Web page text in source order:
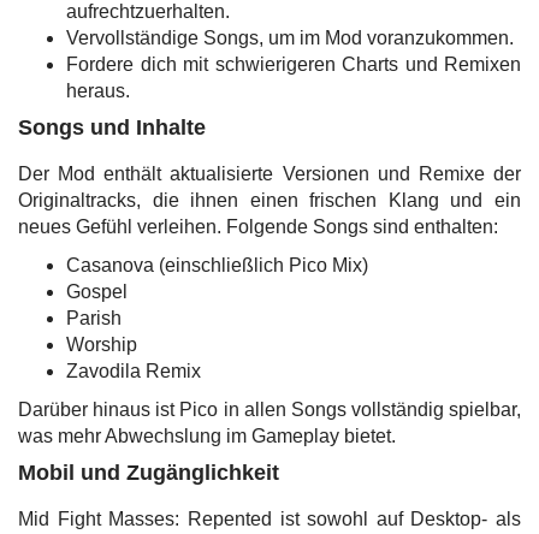
aufrechtzuerhalten.
Vervollständige Songs, um im Mod voranzukommen.
Fordere dich mit schwierigeren Charts und Remixen
heraus.
Songs und Inhalte
Der Mod enthält aktualisierte Versionen und Remixe der
Originaltracks, die ihnen einen frischen Klang und ein
neues Gefühl verleihen. Folgende Songs sind enthalten:
Casanova (einschließlich Pico Mix)
Gospel
Parish
Worship
Zavodila Remix
Darüber hinaus ist Pico in allen Songs vollständig spielbar,
was mehr Abwechslung im Gameplay bietet.
Mobil und Zugänglichkeit
Mid Fight Masses: Repented ist sowohl auf Desktop- als